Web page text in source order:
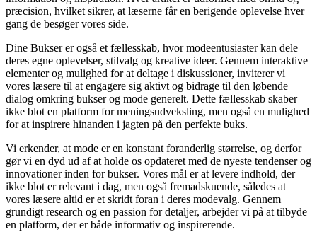
præcision, hvilket sikrer, at læserne får en berigende oplevelse hver
gang de besøger vores side.
Dine Bukser er også et fællesskab, hvor modeentusiaster kan dele
deres egne oplevelser, stilvalg og kreative ideer. Gennem interaktive
elementer og mulighed for at deltage i diskussioner, inviterer vi
vores læsere til at engagere sig aktivt og bidrage til den løbende
dialog omkring bukser og mode generelt. Dette fællesskab skaber
ikke blot en platform for meningsudveksling, men også en mulighed
for at inspirere hinanden i jagten på den perfekte buks.
Vi erkender, at mode er en konstant foranderlig størrelse, og derfor
gør vi en dyd ud af at holde os opdateret med de nyeste tendenser og
innovationer inden for bukser. Vores mål er at levere indhold, der
ikke blot er relevant i dag, men også fremadskuende, således at
vores læsere altid er et skridt foran i deres modevalg. Gennem
grundigt research og en passion for detaljer, arbejder vi på at tilbyde
en platform, der er både informativ og inspirerende.